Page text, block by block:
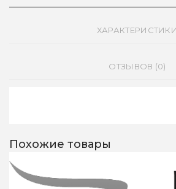
ХАРАКТЕРИСТИКИ
ОТЗЫВОВ (0)
Похожие товары